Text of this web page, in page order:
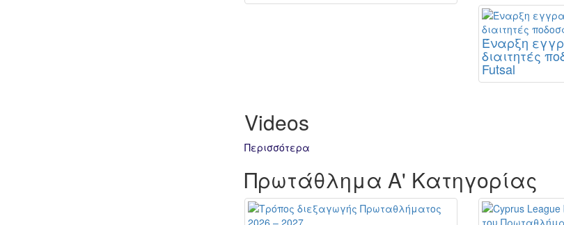
Έναρξη
διαιτητές
Futsal
Videos
Περισσότερα
Πρωτάθλημα Α' Κατηγορίας